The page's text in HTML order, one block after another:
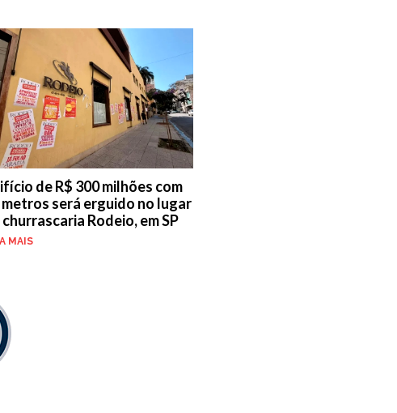
de R$ 300 milhões com
metros será erguido no lugar
churrascaria Rodeio, em SP
MAIS